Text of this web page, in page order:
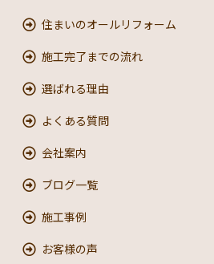
住まいのオールリフォーム
施工完了までの流れ
選ばれる理由
よくある質問
会社案内
ブログ一覧
施工事例
お客様の声